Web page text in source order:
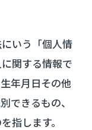
いう「個人情
関する情報で
年月日その他
できるもの、
指します。